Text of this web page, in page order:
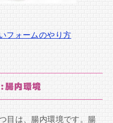
フォームのやり方
腸内環境
目は、腸内環境です。腸